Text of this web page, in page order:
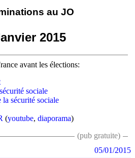
au JO
2015
avant les élections:
sociale
sécurité sociale
(youtube, diaporama)
(pub gratuite)
05/01/2015